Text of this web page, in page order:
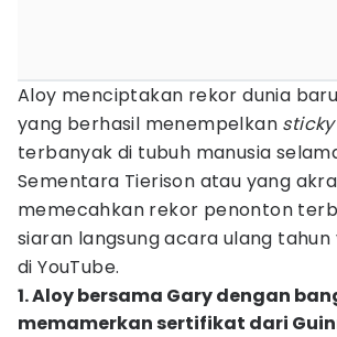
Aloy menciptakan rekor dunia
yang berhasil menempelkan
terbanyak di tubuh manusia
Sementara Tierison atau yang
memecahkan rekor penonton
siaran langsung acara ulang tahun
di YouTube.
1. Aloy bersama Gary dengan
memamerkan sertifikat dari